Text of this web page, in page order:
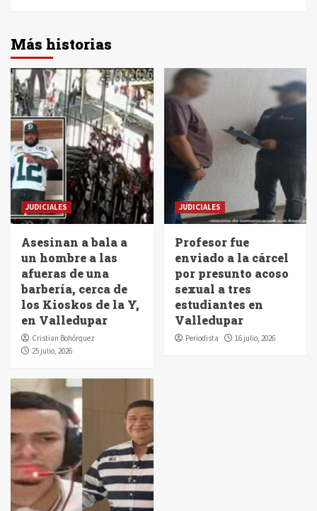
Más historias
JUDICIALES
Asesinan a bala a
un hombre a las
afueras de una
barbería, cerca de
los Kioskos de la Y,
en Valledupar
Cristian Bohórquez
25 julio, 2026
JUDICIALES
Profesor fue
enviado a la cárcel
por presunto acoso
sexual a tres
estudiantes en
Valledupar
Periodista 16 julio, 2026